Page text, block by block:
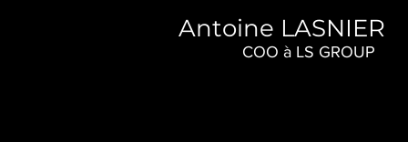
Antoine LASNIER
COO à LS GROUP